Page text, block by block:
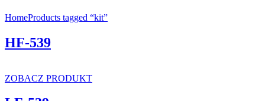
HomeProducts tagged “kit”
HF-539
ZOBACZ PRODUKT